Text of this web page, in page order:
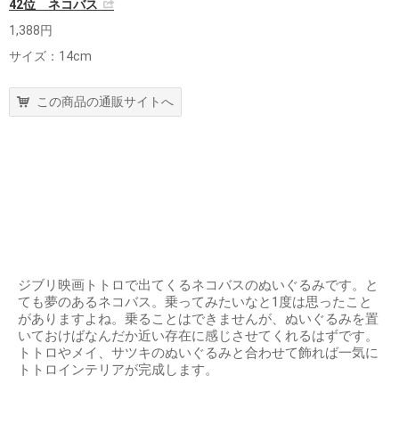
42位 ネコバス
1,388円
サイズ：14cm
この商品の通販サイトへ
ジブリ映画トトロで出てくるネコバスのぬいぐるみです。と
ても夢のあるネコバス。乗ってみたいなと1度は思ったこと
がありますよね。乗ることはできませんが、ぬいぐるみを置
いておけばなんだか近い存在に感じさせてくれるはずです。
トトロやメイ、サツキのぬいぐるみと合わせて飾れば一気に
トトロインテリアが完成します。